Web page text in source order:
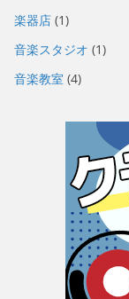
楽器店 (1)
音楽スタジオ (1)
音楽教室 (4)